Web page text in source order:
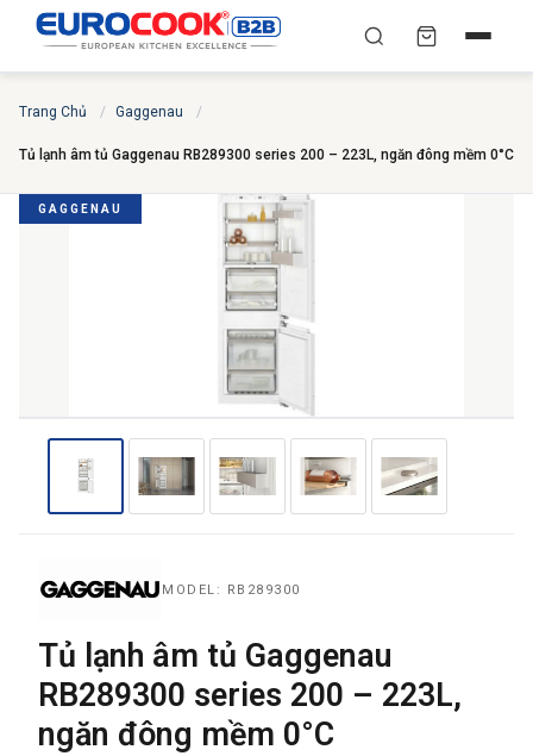
YÊU CẦU BÁO GIÁ TỐT
NHẤT
THÀNH PHỐ
NỘI DUNG YÊU CẦU
Trang Chủ / Gaggenau /
Tủ lạnh âm tủ Gaggenau RB289300 series 200 – 223L, ngăn đông mềm 0°C
GAGGENAU
MODEL: RB289300
Tủ lạnh âm tủ Gaggenau
RB289300 series 200 – 223L,
ngăn đông mềm 0°C